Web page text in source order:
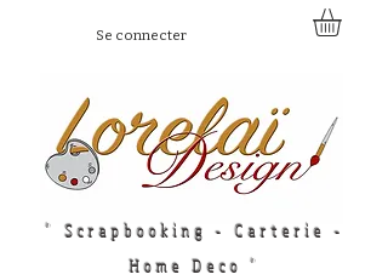
Se connecter
" Scrapbooking - Carterie -
Home Deco "